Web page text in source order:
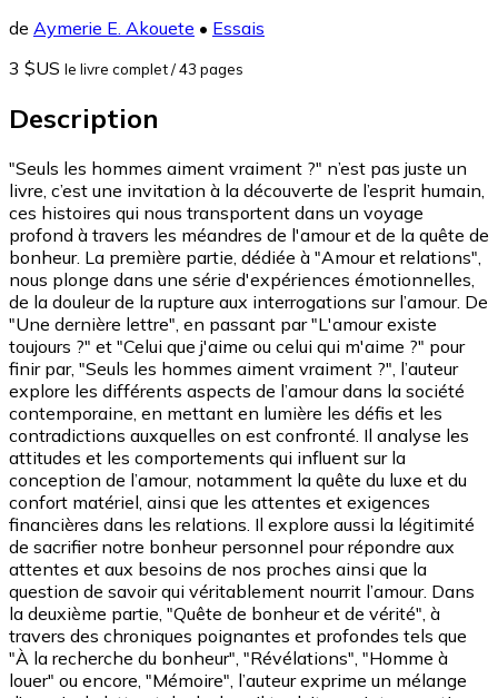
de Aymerie E. Akouete • Essais
3 $US le livre complet/ 43 pages
Description
"Seuls les hommes aiment vraiment ?" n’est pas juste un
livre, c’est une invitation à la découverte de l’esprit humain,
ces histoires qui nous transportent dans un voyage
profond à travers les méandres de l'amour et de la quête de
bonheur. La première partie, dédiée à "Amour et relations",
nous plonge dans une série d'expériences émotionnelles,
de la douleur de la rupture aux interrogations sur l’amour. De
"Une dernière lettre", en passant par "L'amour existe
toujours ?" et "Celui que j'aime ou celui qui m'aime ?" pour
finir par, "Seuls les hommes aiment vraiment ?", l’auteur
explore les différents aspects de l’amour dans la société
contemporaine, en mettant en lumière les défis et les
contradictions auxquelles on est confronté. Il analyse les
attitudes et les comportements qui influent sur la
conception de l’amour, notamment la quête du luxe et du
confort matériel, ainsi que les attentes et exigences
financières dans les relations. Il explore aussi la légitimité
de sacrifier notre bonheur personnel pour répondre aux
attentes et aux besoins de nos proches ainsi que la
question de savoir qui véritablement nourrit l’amour. Dans
la deuxième partie, "Quête de bonheur et de vérité", à
travers des chroniques poignantes et profondes tels que
"À la recherche du bonheur", "Révélations", "Homme à
louer" ou encore, "Mémoire", l’auteur exprime un mélange